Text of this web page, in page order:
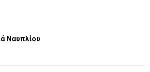
Ναυπλίου